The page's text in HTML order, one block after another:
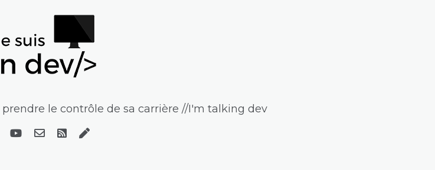
le contrôle de sa carrière //I'm talking dev